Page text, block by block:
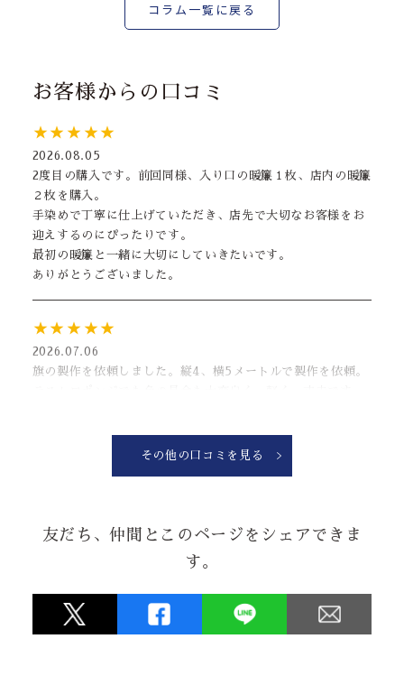
コラム一覧に戻る
お客様からの口コミ
★★★★★
2026.08.05
2度目の購入です。前回同様、入り口の暖簾１枚、店内の暖簾
２枚を購入。
手染めで丁寧に仕上げていただき、店先で大切なお客様をお
迎えするのにぴったりです。
最初の暖簾と一緒に大切にしていきたいです。
ありがとうございました。
★★★★★
2026.07.06
旗の製作を依頼しました。縦4、横5メートルで製作を依頼。
PS.ポールも一緒に注文するとさらに◎
★★★★★
質ともに素晴らしくとても評判が良かったです。
その他の口コミを見る
友だち、仲間とこのページをシェアできま
す。